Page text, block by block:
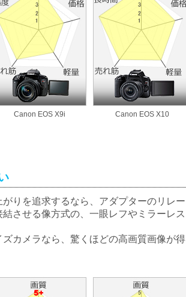
Canon EOS X9i Canon EOS X10
りを追求するなら、アダプターのリレー
させる像方式の、一眼レフやミラーレス
カメラなら、驚くほどの高画質画像が得